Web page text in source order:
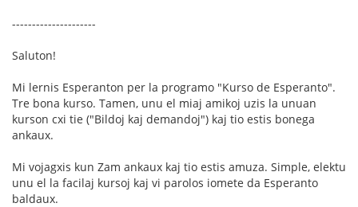
---------------------
Saluton!
Mi lernis Esperanton per la programo "Kurso de Esperanto".
Tre bona kurso. Tamen, unu el miaj amikoj uzis la unuan
kurson cxi tie ("Bildoj kaj demandoj") kaj tio estis bonega
ankaux.
Mi vojagxis kun Zam ankaux kaj tio estis amuza. Simple, elektu
unu el la facilaj kursoj kaj vi parolos iomete da Esperanto
baldaux.